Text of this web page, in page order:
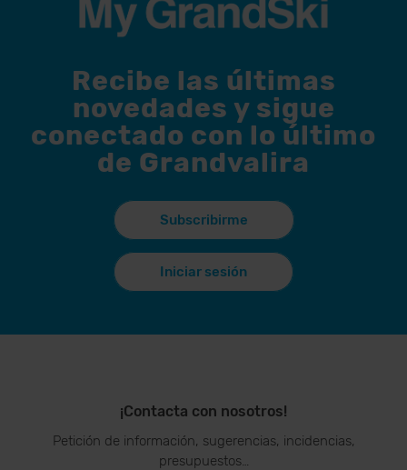
Recibe las últimas
novedades y sigue
conectado con lo último
de Grandvalira
Subscribirme
Iniciar sesión
¡Contacta con nosotros!
Petición de información, sugerencias, incidencias,
presupuestos…